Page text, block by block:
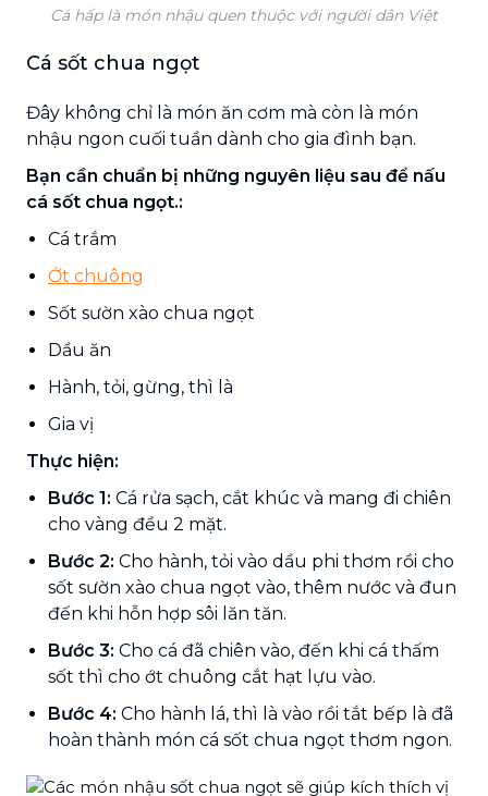
Cá hấp là món nhậu quen thuộc với người dân Việt
Cá sốt chua ngọt
Đây không chỉ là món ăn cơm mà còn là món
nhậu ngon cuối tuần dành cho gia đình bạn.
Bạn cần chuẩn bị những nguyên liệu sau để nấu
cá sốt chua ngọt.:
Cá trắm
Ớt chuông
Sốt sườn xào chua ngọt
Dầu ăn
Hành, tỏi, gừng, thì là
Gia vị
Thực hiện:
Bước 1: Cá rửa sạch, cắt khúc và mang đi chiên
cho vàng đều 2 mặt.
Bước 2: Cho hành, tỏi vào dầu phi thơm rồi cho
sốt sườn xào chua ngọt vào, thêm nước và đun
đến khi hỗn hợp sôi lăn tăn.
Bước 3: Cho cá đã chiên vào, đến khi cá thấm
sốt thì cho ớt chuông cắt hạt lựu vào.
Bước 4: Cho hành lá, thì là vào rồi tắt bếp là đã
hoàn thành món cá sốt chua ngọt thơm ngon.